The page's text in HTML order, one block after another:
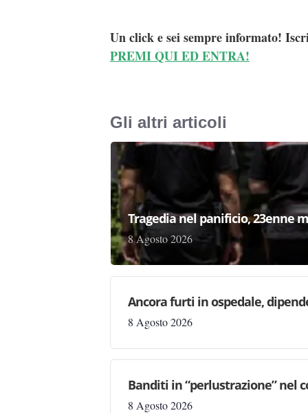
Un click e sei sempre informato!
PREMI QUI ED ENTRA!
Gli altri articoli
Tragedia nel panificio, 23enne
8 Agosto 2026
Ancora furti in ospedale,
8 Agosto 2026
Banditi in “perlustrazione” nel
8 Agosto 2026